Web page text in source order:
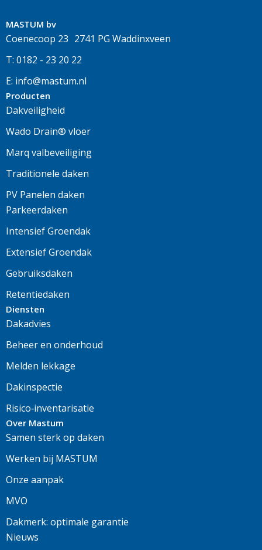
MASTUM bv
Coenecoop 23 2741 PG Waddinxveen
T: 0182 - 23 20 22
E: info@mastum.nl
Producten
Dakveiligheid
Wado Drain® vloer
Marq valbeveiliging
Traditionele daken
PV Panelen daken
Parkeerdaken
Intensief Groendak
Extensief Groendak
Gebruiksdaken
Retentiedaken
Diensten
Dakadvies
Beheer en onderhoud
Melden lekkage
Dakinspectie
Risico‑inventarisatie
Over Mastum
Samen sterk op daken
Werken bij MASTUM
Onze aanpak
MVO
Dakmerk: optimale garantie
Nieuws